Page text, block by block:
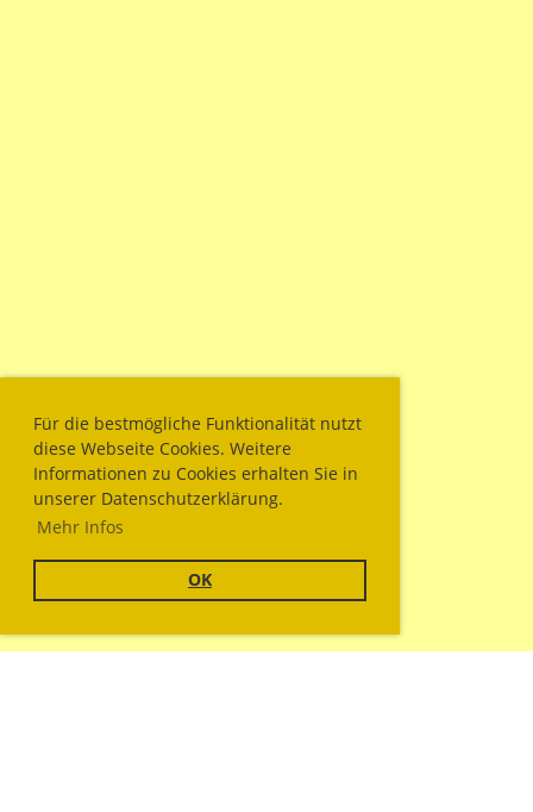
Für die bestmögliche Funktionalität nutzt
diese Webseite Cookies. Weitere
Informationen zu Cookies erhalten Sie in
unserer Datenschutzerklärung.
Mehr Infos
OK